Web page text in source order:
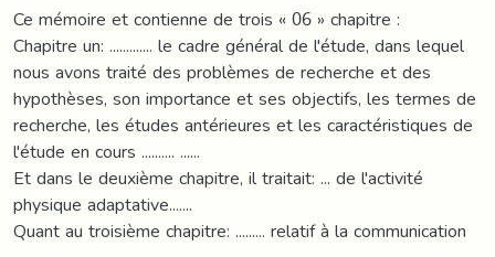
Ce mémoire et contienne de trois « 06 » chapitre :
Chapitre un: ............. le cadre général de l'étude, dans lequel
nous avons traité des problèmes de recherche et des
hypothèses, son importance et ses objectifs, les termes de
recherche, les études antérieures et les caractéristiques de
l'étude en cours .......... ......
Et dans le deuxième chapitre, il traitait: ... de l'activité
physique adaptative.......
Quant au troisième chapitre: ......... relatif à la communication